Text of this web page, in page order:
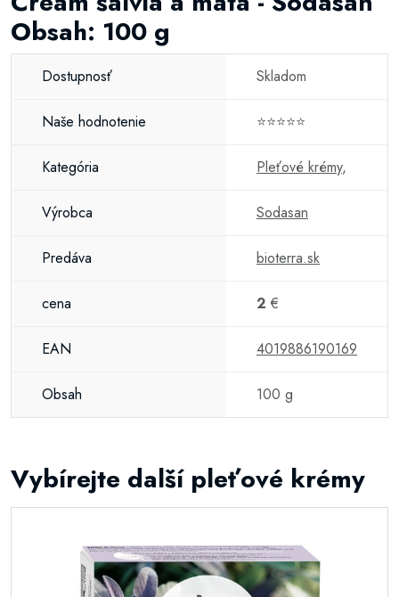
Obsah: 100 g
Dostupnosť Skladom
Naše hodnotenie ⭐⭐⭐⭐⭐
Kategória Pleťové krémy,
Výrobca Sodasan
Predáva bioterra.sk
cena 2 €
EAN 4019886190169
Obsah 100 g
Vybírejte další pleťové krémy